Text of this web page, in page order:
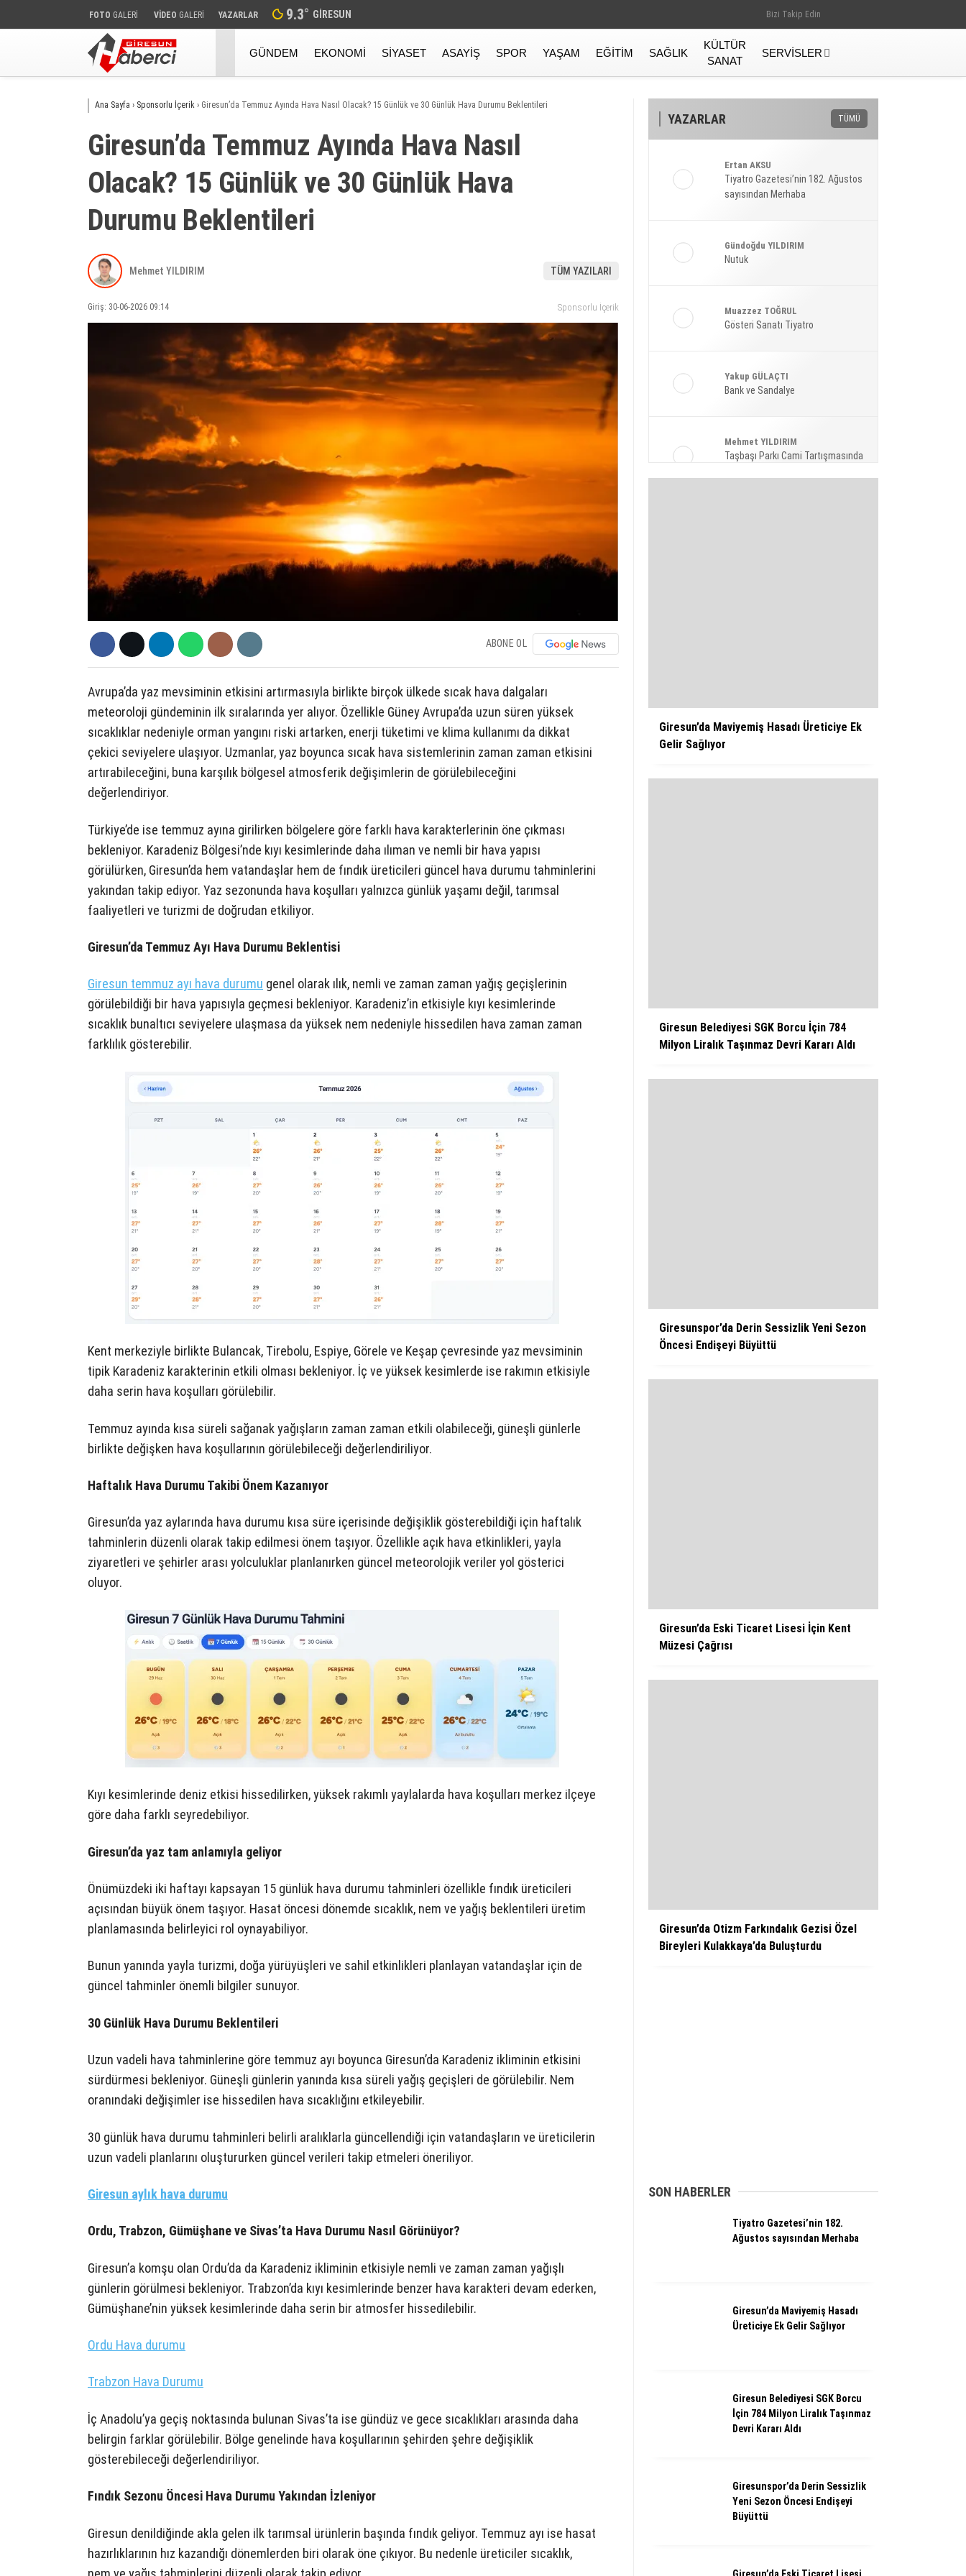
Ekonomi
FOTO GALERİ VİDEO GALERİ YAZARLAR 9.3° GIRESUN Bizi Takip Edin
GÜNDEM EKONOMI SIYASET ASAYIŞ SPOR YAŞAM EĞITIM SAĞLIK
KÜLTÜR
SANAT
SERVISLER
Ana Sayfa › Sponsorlu İçerik › Giresun’da Temmuz Ayında Hava Nasıl Olacak? 15 Günlük ve 30 Günlük Hava Durumu Beklentileri
Giresun’da Temmuz Ayında Hava Nasıl
Olacak? 15 Günlük ve 30 Günlük Hava
Durumu Beklentileri
Mehmet YILDIRIM TÜM YAZILARI
Giriş: 30-06-2026 09:14 Sponsorlu İçerik
ABONE OL
Avrupa’da yaz mevsiminin etkisini artırmasıyla birlikte birçok ülkede sıcak hava dalgaları
meteoroloji gündeminin ilk sıralarında yer alıyor. Özellikle Güney Avrupa’da uzun süren yüksek
sıcaklıklar nedeniyle orman yangını riski artarken, enerji tüketimi ve klima kullanımı da dikkat
çekici seviyelere ulaşıyor. Uzmanlar, yaz boyunca sıcak hava sistemlerinin zaman zaman etkisini
artırabileceğini, buna karşılık bölgesel atmosferik değişimlerin de görülebileceğini
değerlendiriyor.
Türkiye’de ise temmuz ayına girilirken bölgelere göre farklı hava karakterlerinin öne çıkması
bekleniyor. Karadeniz Bölgesi’nde kıyı kesimlerinde daha ılıman ve nemli bir hava yapısı
görülürken, Giresun’da hem vatandaşlar hem de fındık üreticileri güncel hava durumu tahminlerini
yakından takip ediyor. Yaz sezonunda hava koşulları yalnızca günlük yaşamı değil, tarımsal
faaliyetleri ve turizmi de doğrudan etkiliyor.
Giresun’da Temmuz Ayı Hava Durumu Beklentisi
Giresun temmuz ayı hava durumu genel olarak ılık, nemli ve zaman zaman yağış geçişlerinin
görülebildiği bir hava yapısıyla geçmesi bekleniyor. Karadeniz’in etkisiyle kıyı kesimlerinde
sıcaklık bunaltıcı seviyelere ulaşmasa da yüksek nem nedeniyle hissedilen hava zaman zaman
farklılık gösterebilir.
Kent merkeziyle birlikte Bulancak, Tirebolu, Espiye, Görele ve Keşap çevresinde yaz mevsiminin
tipik Karadeniz karakterinin etkili olması bekleniyor. İç ve yüksek kesimlerde ise rakımın etkisiyle
daha serin hava koşulları görülebilir.
Temmuz ayında kısa süreli sağanak yağışların zaman zaman etkili olabileceği, güneşli günlerle
birlikte değişken hava koşullarının görülebileceği değerlendiriliyor.
Haftalık Hava Durumu Takibi Önem Kazanıyor
Giresun’da yaz aylarında hava durumu kısa süre içerisinde değişiklik gösterebildiği için haftalık
tahminlerin düzenli olarak takip edilmesi önem taşıyor. Özellikle açık hava etkinlikleri, yayla
ziyaretleri ve şehirler arası yolculuklar planlanırken güncel meteorolojik veriler yol gösterici
oluyor.
Kıyı kesimlerinde deniz etkisi hissedilirken, yüksek rakımlı yaylalarda hava koşulları merkez ilçeye
göre daha farklı seyredebiliyor.
Giresun’da yaz tam anlamıyla geliyor
Önümüzdeki iki haftayı kapsayan 15 günlük hava durumu tahminleri özellikle fındık üreticileri
açısından büyük önem taşıyor. Hasat öncesi dönemde sıcaklık, nem ve yağış beklentileri üretim
planlamasında belirleyici rol oynayabiliyor.
Bunun yanında yayla turizmi, doğa yürüyüşleri ve sahil etkinlikleri planlayan vatandaşlar için de
güncel tahminler önemli bilgiler sunuyor.
30 Günlük Hava Durumu Beklentileri
Uzun vadeli hava tahminlerine göre temmuz ayı boyunca Giresun’da Karadeniz ikliminin etkisini
sürdürmesi bekleniyor. Güneşli günlerin yanında kısa süreli yağış geçişleri de görülebilir. Nem
oranındaki değişimler ise hissedilen hava sıcaklığını etkileyebilir.
30 günlük hava durumu tahminleri belirli aralıklarla güncellendiği için vatandaşların ve üreticilerin
uzun vadeli planlarını oluştururken güncel verileri takip etmeleri öneriliyor.
Giresun aylık hava durumu
Ordu, Trabzon, Gümüşhane ve Sivas’ta Hava Durumu Nasıl Görünüyor?
Giresun’a komşu olan Ordu’da da Karadeniz ikliminin etkisiyle nemli ve zaman zaman yağışlı
günlerin görülmesi bekleniyor. Trabzon’da kıyı kesimlerinde benzer hava karakteri devam ederken,
Gümüşhane’nin yüksek kesimlerinde daha serin bir atmosfer hissedilebilir.
Ordu Hava durumu
Trabzon Hava Durumu
İç Anadolu’ya geçiş noktasında bulunan Sivas’ta ise gündüz ve gece sıcaklıkları arasında daha
belirgin farklar görülebilir. Bölge genelinde hava koşullarının şehirden şehre değişiklik
gösterebileceği değerlendiriliyor.
Fındık Sezonu Öncesi Hava Durumu Yakından İzleniyor
Giresun denildiğinde akla gelen ilk tarımsal ürünlerin başında fındık geliyor. Temmuz ayı ise hasat
hazırlıklarının hız kazandığı dönemlerden biri olarak öne çıkıyor. Bu nedenle üreticiler sıcaklık,
YAZARLAR TÜMÜ
Ertan AKSU
Tiyatro Gazetesi’nin 182. Ağustos
sayısından Merhaba
Gündoğdu YILDIRIM
Nutuk
Muazzez TOĞRUL
Gösteri Sanatı Tiyatro
Yakup GÜLAÇTI
Bank ve Sandalye
Mehmet YILDIRIM
Taşbaşı Parkı Cami Tartışmasında
Giresun’da Maviyemiş Hasadı Üreticiye Ek
Gelir Sağlıyor
Giresun Belediyesi SGK Borcu İçin 784
Milyon Liralık Taşınmaz Devri Kararı Aldı
Giresunspor’da Derin Sessizlik Yeni Sezon
Öncesi Endişeyi Büyüttü
Giresun’da Eski Ticaret Lisesi İçin Kent
Müzesi Çağrısı
Giresun’da Otizm Farkındalık Gezisi Özel
Bireyleri Kulakkaya’da Buluşturdu
SON HABERLER
Tiyatro Gazetesi’nin 182.
Ağustos sayısından Merhaba
Giresun’da Maviyemiş Hasadı
Üreticiye Ek Gelir Sağlıyor
Giresun Belediyesi SGK Borcu
İçin 784 Milyon Liralık Taşınmaz
Devri Kararı Aldı
Giresunspor’da Derin Sessizlik
Yeni Sezon Öncesi Endişeyi
Büyüttü